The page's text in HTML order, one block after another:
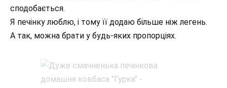
сподобається.
Я печінку люблю, і тому її додаю більше ніж легень.
А так, можна брати у будь-яких пропорціях.